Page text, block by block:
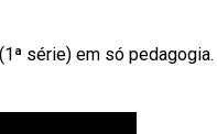
série) em só pedagogia.